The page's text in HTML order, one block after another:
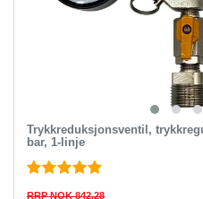
Trykkreduksjonsventil,
bar, 1-linje
RRP NOK 842.28